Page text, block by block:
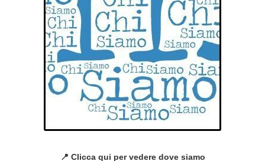
📍 Clicca qui per vedere dove siamo